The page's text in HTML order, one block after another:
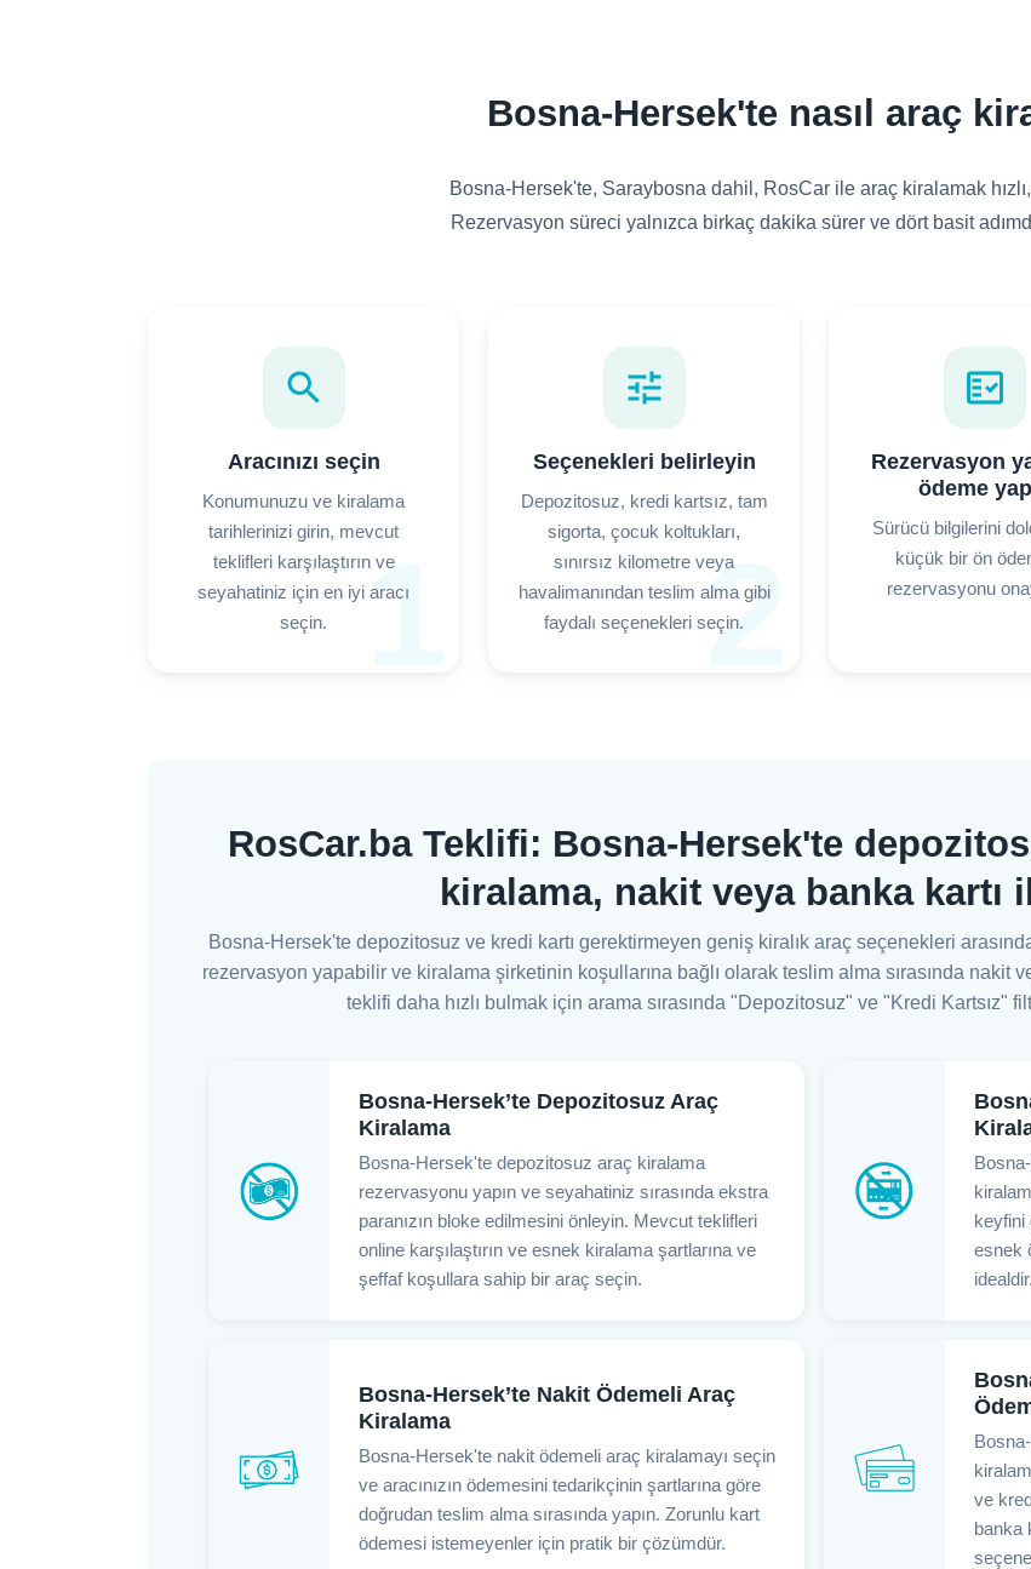
Bosna-Hersek'te nasıl araç
Bosna-Hersek'te, Saraybosna dahil, RosCar ile araç kiralamak
Rezervasyon süreci yalnızca birkaç dakika sürer ve dört basit
1
search
Aracınızı seçin
Konumunuzu ve kiralama
tarihlerinizi girin, mevcut
teklifleri karşılaştırın ve
seyahatiniz için en iyi aracı
seçin.
2
tune
Seçenekleri belirleyin
Depozitosuz, kredi kartsız, tam
sigorta, çocuk koltukları,
sınırsız kilometre veya
havalimanından teslim alma gibi
faydalı seçenekleri seçin.
fact_check
Rezervasyon
ödeme
Sürücü bilgilerini
küçük bir ön
rezervasyonu
RosCar.ba Teklifi: Bosna-Hersek'te
kiralama, nakit veya banka kartı
Bosna-Hersek'te depozitosuz ve kredi kartı gerektirmeyen geniş kiralık araç seçenekleri
rezervasyon yapabilir ve kiralama şirketinin koşullarına bağlı olarak teslim alma sırasında nakit
teklifi daha hızlı bulmak için arama sırasında "Depozitosuz" ve "Kredi Kartsız"
Bosna-Hersek’te Depozitosuz Araç
Kiralama
Bosna-Hersek'te depozitosuz araç kiralama
rezervasyonu yapın ve seyahatiniz sırasında ekstra
paranızın bloke edilmesini önleyin. Mevcut teklifleri
online karşılaştırın ve esnek kiralama şartlarına ve
şeffaf koşullara sahip bir araç seçin.
keyfini
esnek
idealdir.
Bosna-Hersek’te Nakit Ödemeli Araç
Kiralama
Bosna-Hersek'te nakit ödemeli araç kiralamayı seçin
ve aracınızın ödemesini tedarikçinin şartlarına göre
doğrudan teslim alma sırasında yapın. Zorunlu kart
ödemesi istemeyenler için pratik bir çözümdür.
ve
banka